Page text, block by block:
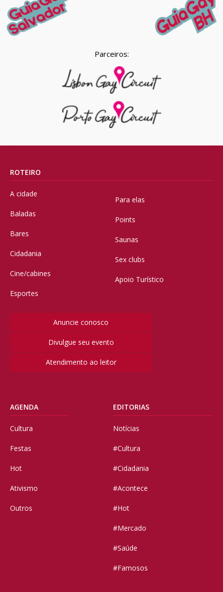
Parceiros:
ROTEIRO
A cidade
Baladas
Bares
Cidadania
Cine/cabines
Esportes
Para elas
Points
Saunas
Sex clubs
Apoio Turístico
Anuncie conosco
Divulgue seu evento
Atendimento ao leitor
AGENDA
Cultura
Festas
Hot
Ativismo
Outros
EDITORIAS
Notícias
#Cultura
#Cidadania
#Acontece
#Hot
#Mercado
#Saúde
#Famosos